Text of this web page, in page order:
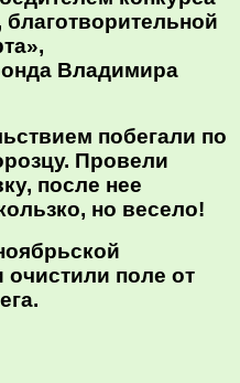
Владимира
побегали по
Провели
после нее
но весело!
поле от